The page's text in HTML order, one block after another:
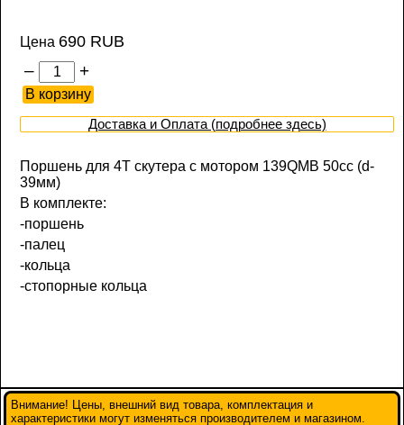
Цена 690 RUB
– +
Доставка и Оплата (подробнее здесь)
Поршень для 4T скутера с мотором 139QMB 50сс (d-
39мм)
В комплекте:
-поршень
-палец
-кольца
-стопорные кольца
Внимание! Цены, внешний вид товара, комплектация и
характеристики могут изменяться производителем и магазином.